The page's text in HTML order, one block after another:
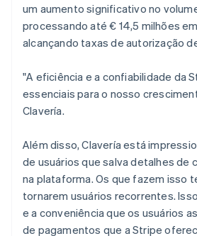
um aumento significativo no
processando até € 14,5 milhões
alcançando taxas de autorização
"A eficiência e a confiabilidade da
essenciais para o nosso
Clavería.
Além disso, Clavería está
de usuários que salva detalhes de
na plataforma. Os que fazem isso
tornarem usuários recorrentes.
e a conveniência que os usuários
de pagamentos que a Stripe